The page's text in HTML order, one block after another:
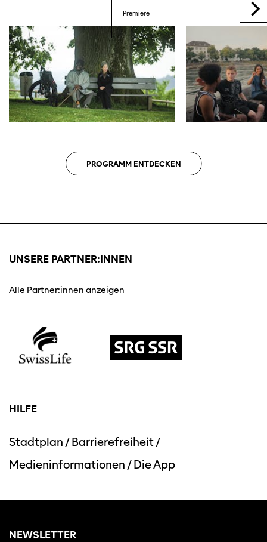
PROGRAMM ENTDECKEN
Premiere
UNSERE PARTNER:INNEN
Alle Partner:innen anzeigen
HILFE
Stadtplan /Barrierefreiheit/
Medieninformationen /Die App
NEWSLETTER